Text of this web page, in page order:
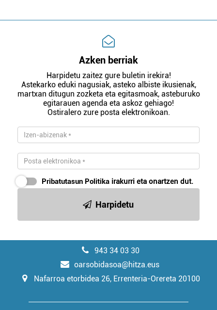
Azken berriak
Harpidetu zaitez gure buletin irekira!
Astekarko eduki nagusiak, asteko albiste ikusienak,
martxan ditugun zozketa eta egitasmoak, asteburuko
egitarauen agenda eta askoz gehiago!
Ostiralero zure posta elektronikoan.
Pribatutasun Politika irakurri eta onartzen dut.
Harpidetu
943 34 03 30
oarsobidasoa@hitza.eus
Nafarroa etorbidea 26, Errenteria-Orereta 20100